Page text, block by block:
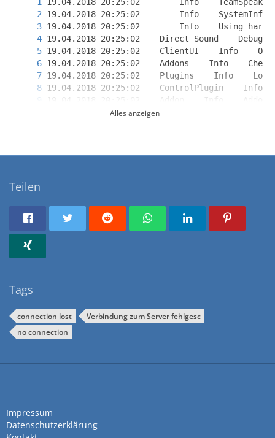
Alles anzeigen
Teilen
Tags
connection lost
Verbindung zum Server fehlgesc
no connection
Impressum
Datenschutzerklärung